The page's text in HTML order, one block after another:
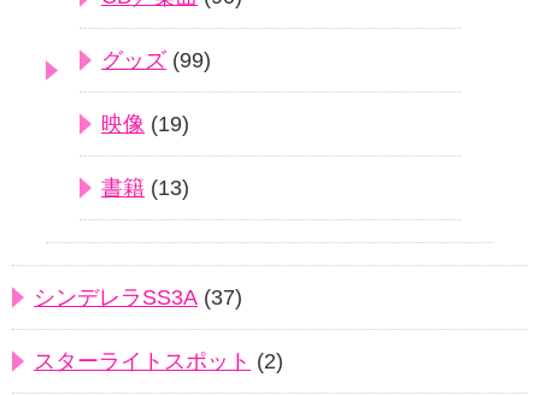
グッズ (99)
映像 (19)
書籍 (13)
シンデレラSS3A (37)
スターライトスポット (2)